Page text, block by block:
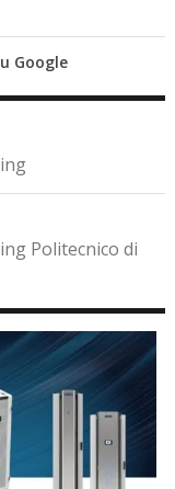
Google
Politecnico di